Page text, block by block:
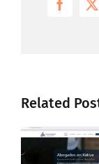
X
Related